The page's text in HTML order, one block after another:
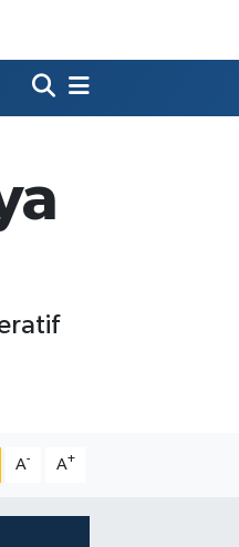
A- A+